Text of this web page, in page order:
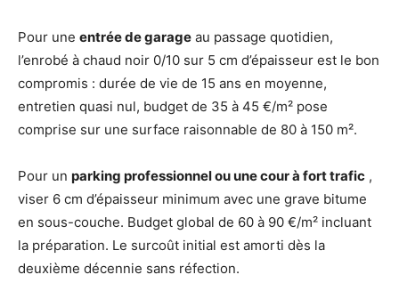
Pour une entrée de garage au passage quotidien,
l’enrobé à chaud noir 0/10 sur 5 cm d’épaisseur est le bon
compromis : durée de vie de 15 ans en moyenne,
entretien quasi nul, budget de 35 à 45 €/m² pose
comprise sur une surface raisonnable de 80 à 150 m².
Pour un parking professionnel ou une cour à fort trafic ,
viser 6 cm d’épaisseur minimum avec une grave bitume
en sous-couche. Budget global de 60 à 90 €/m² incluant
la préparation. Le surcoût initial est amorti dès la
deuxième décennie sans réfection.